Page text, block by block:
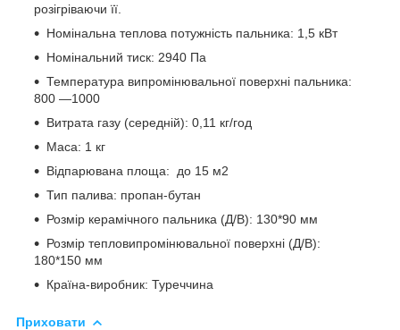
розігріваючи її.
Номінальна теплова потужність пальника: 1,5 кВт
Номінальний тиск: 2940 Па
Температура випромінювальної поверхні пальника:
800 ―1000
Витрата газу (середній): 0,11 кг/год
Маса: 1 кг
Відпарювана площа: до 15 м2
Тип палива: пропан-бутан
Розмір керамічного пальника (Д/В): 130*90 мм
Розмір тепловипромінювальної поверхні (Д/В):
180*150 мм
Країна-виробник: Туреччина
Приховати